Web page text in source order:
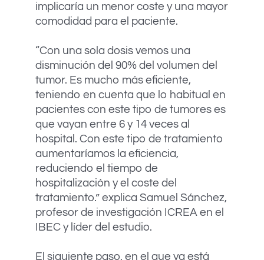
implicaría un menor coste y una mayor
comodidad para el paciente.
“Con una sola dosis vemos una
disminución del 90% del volumen del
tumor. Es mucho más eficiente,
teniendo en cuenta que lo habitual en
pacientes con este tipo de tumores es
que vayan entre 6 y 14 veces al
hospital. Con este tipo de tratamiento
aumentaríamos la eficiencia,
reduciendo el tiempo de
hospitalización y el coste del
tratamiento.” explica Samuel Sánchez,
profesor de investigación ICREA en el
IBEC y líder del estudio.
El siguiente paso, en el que ya está